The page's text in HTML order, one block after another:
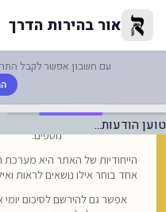
|-אומןאור בהירות הדרך
עם חשבון אפשר לקבל
טוען הודעות...